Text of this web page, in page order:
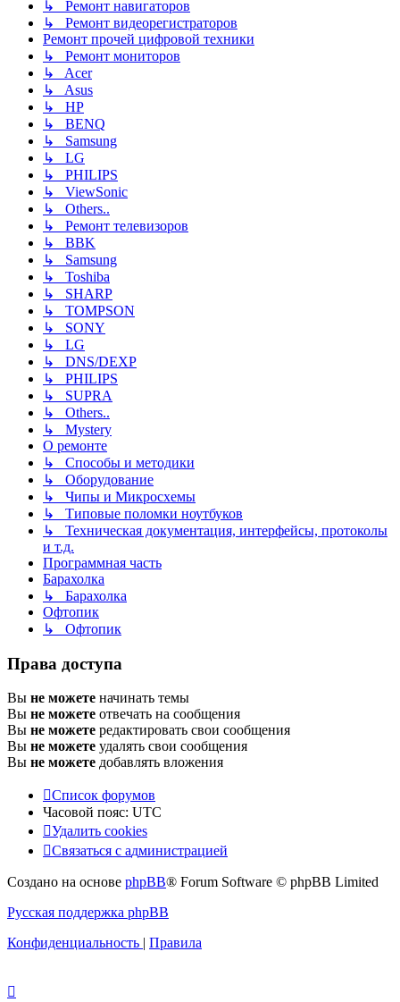
↳ Ремонт навигаторов
↳ Ремонт видеорегистраторов
Ремонт прочей цифровой техники
↳ Ремонт мониторов
↳ Acer
↳ Asus
↳ HP
↳ BENQ
↳ Samsung
↳ LG
↳ PHILIPS
↳ ViewSonic
↳ Others..
↳ Ремонт телевизоров
↳ BBK
↳ Samsung
↳ Toshiba
↳ SHARP
↳ TOMPSON
↳ SONY
↳ LG
↳ DNS/DEXP
↳ PHILIPS
↳ SUPRA
↳ Others..
↳ Mystery
О ремонте
↳ Способы и методики
↳ Оборудование
↳ Чипы и Микросхемы
↳ Типовые поломки ноутбуков
↳ Техническая документация, интерфейсы, протоколы
и т.д.
Программная часть
Барахолка
↳ Барахолка
Офтопик
↳ Офтопик
Права доступа
Вы не можете начинать темы
Вы не можете отвечать на сообщения
Вы не можете редактировать свои сообщения
Вы не можете удалять свои сообщения
Вы не можете добавлять вложения
Список форумов
Часовой пояс: UTC
Удалить cookies
Связаться
администрацией
Связаться с администрацией
Создано на основе phpBB® Forum Software © phpBB Limited
Русская поддержка phpBB
Конфиденциальность | Правила